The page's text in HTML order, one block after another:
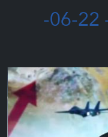
نشرة أخبار 11:30 - 22-06-